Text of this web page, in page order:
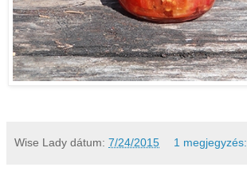
Wise Lady dátum: 7/24/2015 1 megjegyzés: